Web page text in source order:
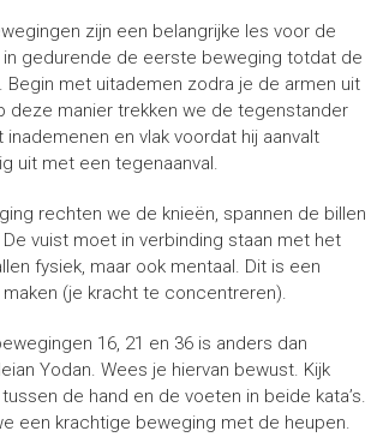
zijn een belangrijke les voor de
in gedurende de eerste beweging totdat de
Begin met uitademen zodra je de armen uit
deze manier trekken we de tegenstander
en vlak voordat hij aanvalt
uit met een tegenaanval.
rechten we de knieën, spannen de billen
vuist moet in verbinding staan met het
fysiek, maar ook mentaal. Dit is een
(je kracht te concentreren).
16, 21 en 36 is anders dan
Yodan. Wees je hiervan bewust. Kijk
de hand en de voeten in beide kata’s.
een krachtige beweging met de heupen.